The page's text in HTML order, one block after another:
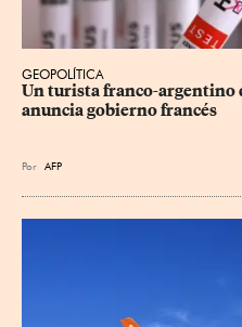
GEOPOLÍTICA
Un turista franco-argentino
anuncia gobierno francés
Por AFP